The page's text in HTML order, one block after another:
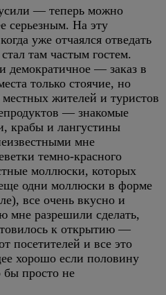
— теперь можно
серьезным. На эту
уже отчаялся отведать
там частым гостем.
демократичное — заказ в
только стоячие, но
жителей и туристов
— знакомые
крабы и лангустины
мне
темно-красного
моллюски, которых
одни моллюски в форме
все очень вкусно и
мне разрешили сделать,
к открытию —
посетителей и все это
хорошо если половину
просто не